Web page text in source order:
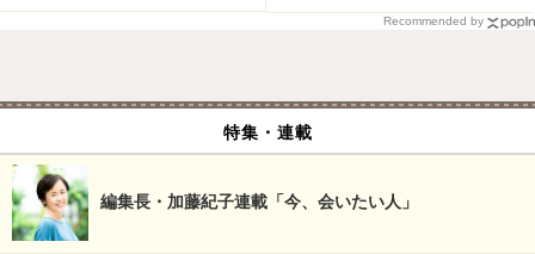
Recommended by
特集・連載
編集長・加藤紀子連載「今、会いたい人」